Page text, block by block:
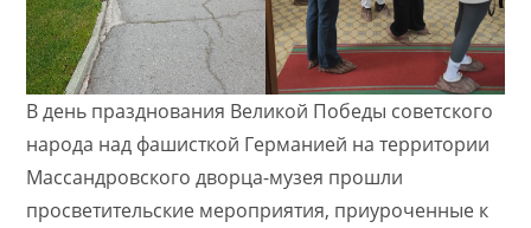
В день празднования Великой Победы советского
народа над фашисткой Германией на территории
Массандровского дворца-музея прошли
просветительские мероприятия, приуроченные к